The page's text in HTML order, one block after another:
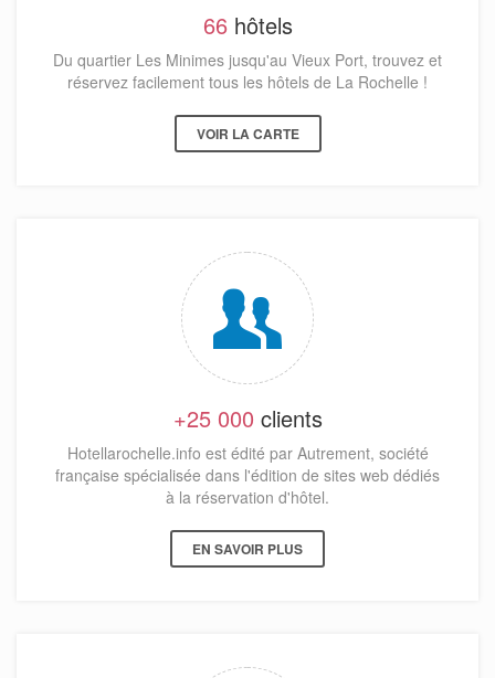
66hôtels
Du quartier Les Minimes jusqu'au Vieux Port, trouvez et
réservez facilement tous les hôtels de La Rochelle !
VOIR LA CARTE
+25 000 clients
Hotellarochelle.info est édité par Autrement, société
française spécialisée dans l'édition de sites web dédiés
à la réservation d'hôtel.
EN SAVOIR PLUS